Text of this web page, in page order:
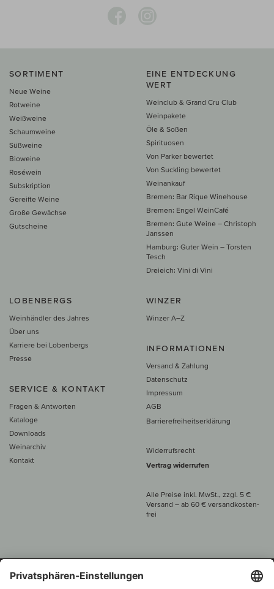
SORTIMENT
Neue Weine
Rotweine
Weißweine
Schaumweine
Süßweine
Bioweine
Roséwein
Subskription
Gereifte Weine
Große Gewächse
Gutscheine
EINE ENTDECKUNG
WERT
Weinclub & Grand Cru Club
Weinpakete
Öle & Soßen
Spirituosen
Von Parker bewertet
Von Suckling bewertet
Weinankauf
Bremen: Bar Rique Winehouse
Bremen: Engel WeinCafé
Bremen: Gute Weine – Christoph
Janssen
Hamburg: Guter Wein – Torsten
Tesch
Dreieich: Vini di Vini
LOBENBERGS
Weinhändler des Jahres
Über uns
Karriere bei Lobenbergs
Presse
SERVICE & KONTAKT
Fragen & Antworten
Kataloge
Downloads
Weinarchiv
Kontakt
WINZER
Winzer A–Z
INFORMATIONEN
Versand & Zahlung
Datenschutz
Impressum
AGB
Barrierefreiheitserklärung
Widerrufsrecht
Vertrag widerrufen
Alle Preise inkl. MwSt., zzgl. 5 €
Versand – ab 60 € versand­kosten­
frei